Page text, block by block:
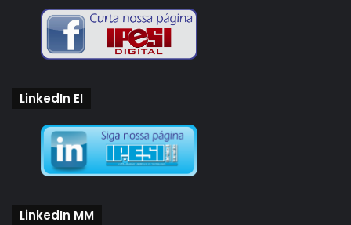
LinkedIn EI
LinkedIn MM